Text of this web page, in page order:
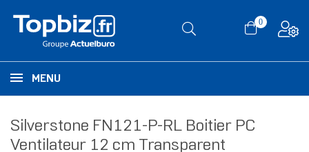
0
MENU
Silverstone FN121-P-RL Boitier PC
Ventilateur 12 cm Transparent